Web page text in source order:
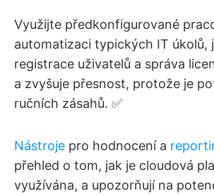
Využijte předkonfigurované
automatizaci typických IT úkolů,
registrace uživatelů a správa
a zvyšuje přesnost, protože je
ručních zásahů. ✅
Nástroje pro hodnocení a
přehled o tom, jak je cloudová
využívána, a upozorňují na